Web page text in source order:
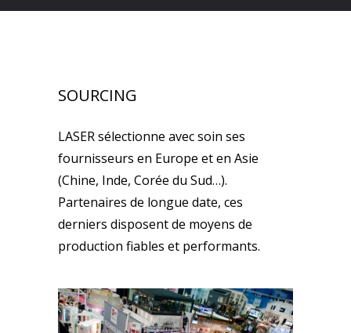
SOURCING
LASER sélectionne avec soin ses
fournisseurs en Europe et en Asie
(Chine, Inde, Corée du Sud…).
Partenaires de longue date, ces
derniers disposent de moyens de
production fiables et performants.